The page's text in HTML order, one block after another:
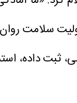
سلامت
ثبت داده،